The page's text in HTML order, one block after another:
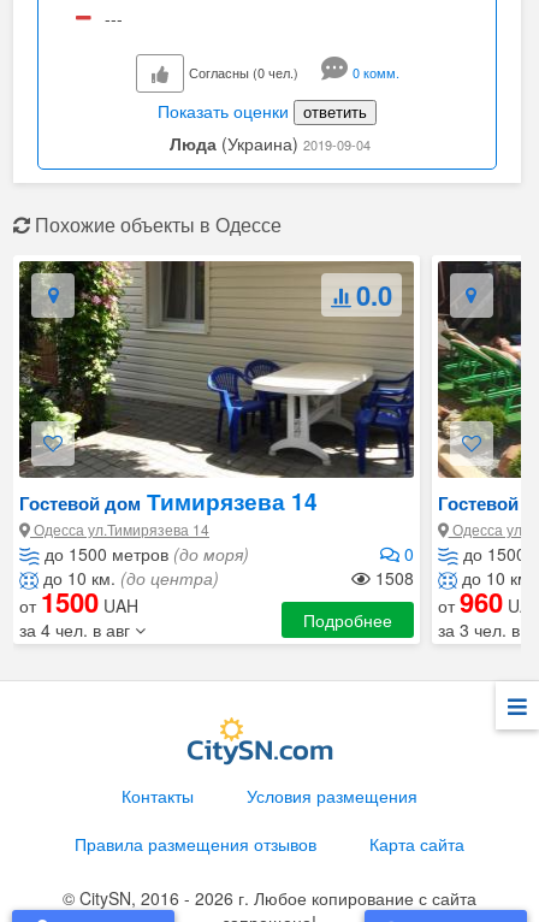
---
Согласны (0 чел.) 0 комм.
Показать оценки ответить
Люда (Украина) 2019-09-04
Похожие объекты в Одессе
0.0
Гостевой дом Тимирязева 14
Одесса ул.Тимирязева 14
до 1500 метров (до моря)
0
до 10 км. (до центра)
1508
от 1500 UAH
за 4 чел. в авг
Подробнее
Гостевой
Одесса
до 1500
до 10 км.
от960
за 3 чел. в
Контакты
Условия размещения
Правила размещения отзывов
Карта сайта
© CitySN, 2016 - 2026 г. Любое копирование с сайта